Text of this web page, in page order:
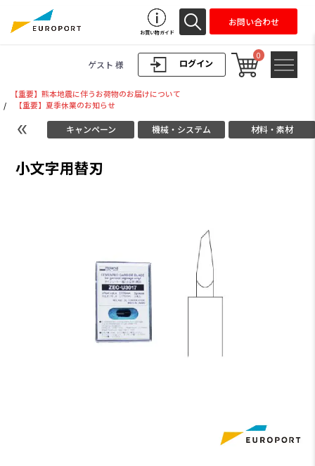
ログイン
ゲスト 様
0
お買い物ガイド
お問い合わせ
【重要】熊本地震に伴うお荷物のお届けについて
/
【重要】夏季休業のお知らせ
キャンペーン 機械・システム 材料・素材